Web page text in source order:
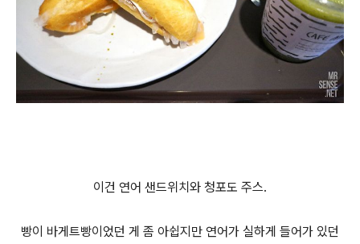
이건 연어 샌드위치와 청포도 주스.
빵이 바게트빵이었던 게 좀 아쉽지만 연어가 실하게 들어가 있던